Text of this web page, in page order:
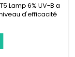
Lamp 6% UV-B a
d'efficacité
à sortie standard.
6 % d'UVB et 30 %
de tube
UV-B Reptile